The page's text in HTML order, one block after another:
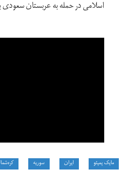
اسلامی در حمله به عربستان سعودی
مایک پمپئو ایران سوریه